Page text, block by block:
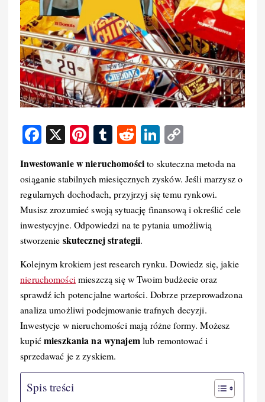
F
c
e
b
o
o
k
X
Pi
er
e
st
T
m
bl
r
R
e
d
di
t
Li
k
e
d
I
p
y
Li
n
Inwestowanie w nieruchomościto skuteczna metoda na
osiąganie stabilnych miesięcznych zysków. Jeśli marzysz o
regularnych dochodach, przyjrzyj się temu rynkowi.
Musisz zrozumieć swoją sytuację finansową i określić cele
inwestycyjne. Odpowiedzi na te pytania umożliwią
stworzenie skutecznej strategii.
Kolejnym krokiem jest research rynku. Dowiedz się, jakie
nieruchomości mieszczą się w Twoim budżecie oraz
sprawdź ich potencjalne wartości. Dobrze przeprowadzona
analiza umożliwi podejmowanie trafnych decyzji.
Inwestycje w nieruchomości mają różne formy. Możesz
kupićmieszkania na wynajemlub remontować i
sprzedawać je z zyskiem.
Spis treści